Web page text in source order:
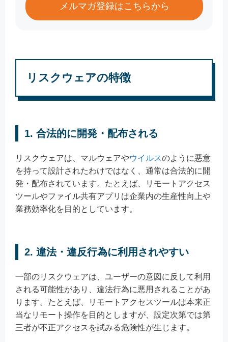
メルマガ登録はこちらから
リスクウェアの特徴
1. 合法的に開発・配布される
リスクウェアは、マルウェアやウイルスのように悪意
を持って設計されたわけではなく、通常は合法的に開
発・配布されています。たとえば、リモートアクセス
ツールやファイル共有アプリは企業内の生産性向上や
業務効率化を目的としています。
2. 違法・違反行為に利用されやすい
一部のリスクウェアは、ユーザーの意図に反して利用
される可能性があり、違法行為に悪用されることがあ
ります。たとえば、リモートアクセスツールは本来正
当なリモート操作を目的としますが、設定次第では第
三者が不正アクセスを試みる危険性が生じます。